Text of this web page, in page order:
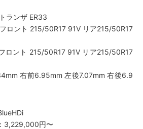
ランザ ER33
ロント 215/50R17 91V リア215/50R17
ロント 215/50R17 91V リア215/50R17
右前6.95mm 左後7.07mm 右後6.9
3,229,000円〜